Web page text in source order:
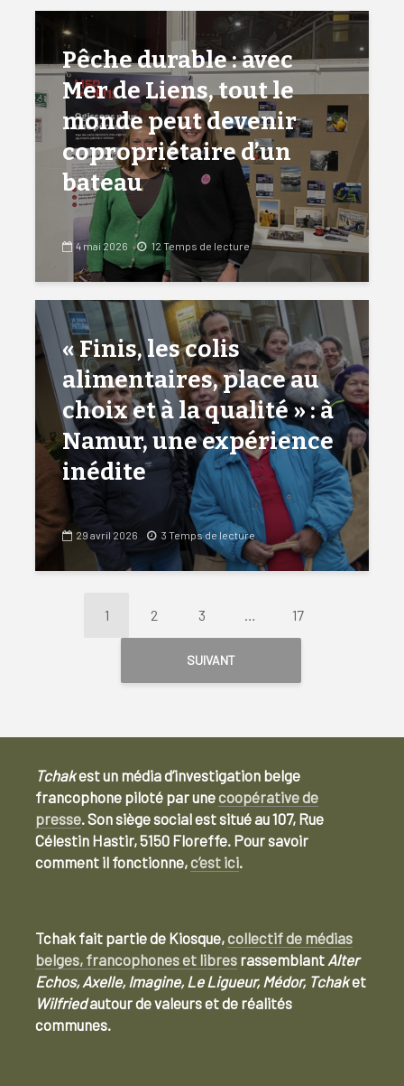
Pêche durable : avec
Mer de Liens, tout le
monde peut devenir
copropriétaire d’un
bateau
4 mai 2026 12 Temps de lecture
« Finis, les colis
alimentaires, place au
choix et à la qualité » : à
Namur, une expérience
inédite
29 avril 2026 3 Temps de lecture
1 2 3 … 17
SUIVANT
Tchakest un média d’investigation belge
francophone piloté par unecoopérative de
presse. Son siège social est situé au 107, Rue
Célestin Hastir, 5150 Floreffe. Pour savoir
comment il fonctionne,c’est ici.
Tchak fait partie de Kiosque,collectif de médias
belges, francophones et libres rassemblant Alter
Echos, Axelle, Imagine, Le Ligueur, Médor, Tchaket
Wilfriedautour de valeurs et de réalités
communes.